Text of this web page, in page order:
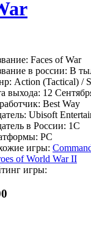
Faces of War
в россии: В
Action (Tactical) /
выхода: 12
Best Way
Ubisoft
в России: 1C
PC
игры:
of World War II
игры: